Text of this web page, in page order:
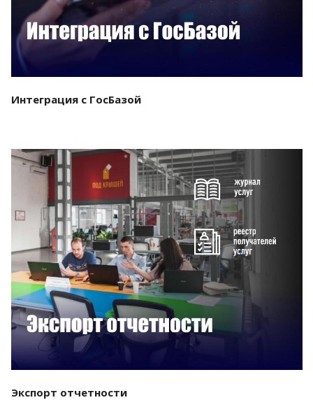
Интеграция с ГосБазой
Смотреть проект
Экспорт отчетности